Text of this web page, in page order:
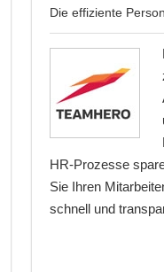
Die effiziente
HR-Prozesse
Sie Ihren
schnell und